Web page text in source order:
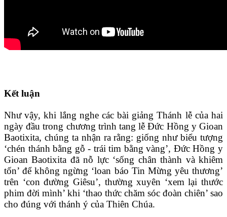
Kết luận
Như vậy, khi lắng nghe các bài giảng Thánh lễ của hai
ngày đầu trong chương trình tang lễ Đức Hồng y Gioan
Baotixita, chúng ta nhận ra rằng: giống như biểu tượng
‘chén thánh bằng gỗ - trái tim bằng vàng’, Đức Hồng y
Gioan Baotixita đã nỗ lực ‘sống chân thành và khiêm
tốn’ để không ngừng ‘loan báo Tin Mừng yêu thương’
trên ‘con đường Giêsu’, thường xuyên ‘xem lại thước
phim đời mình’ khi ‘thao thức chăm sóc đoàn chiên’ sao
cho đúng với thánh ý của Thiên Chúa.